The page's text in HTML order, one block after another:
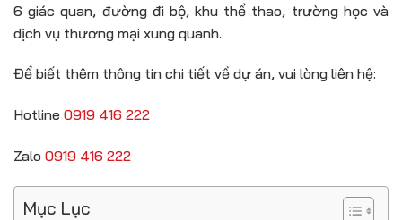
6 giác quan, đường đi bộ, khu thể thao, trường học và
dịch vụ thương mại xung quanh.
Để biết thêm thông tin chi tiết về dự án, vui lòng liên hệ:
Hotline 0919 416 222
Zalo 0919 416 222
Mục Lục